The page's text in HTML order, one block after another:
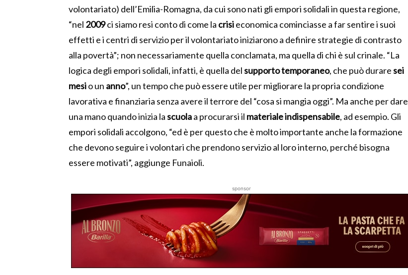
volontariato) dell’Emilia-Romagna, da cui sono nati gli empori solidali in questa regione,
“nel 2009ci siamo resi conto di come la crisieconomica cominciasse a far sentire i suoi
effetti e i centri di servizio per il volontariato iniziarono a definire strategie di contrasto
alla povertà”; non necessariamente quella conclamata, ma quella di chi è sul crinale. “La
logica degli empori solidali, infatti, è quella delsupporto temporaneo, che può duraresei
mesio un anno”, un tempo che può essere utile per migliorare la propria condizione
lavorativa e finanziaria senza avere il terrore del “cosa si mangia oggi”. Ma anche per dare
una mano quando inizia lascuolaa procurarsi il materiale indispensabile, ad esempio. Gli
empori solidali accolgono, “ed è per questo che è molto importante anche la formazione
che devono seguire i volontari che prendono servizio al loro interno, perché bisogna
essere motivati”, aggiunge Funaioli.
sponsor